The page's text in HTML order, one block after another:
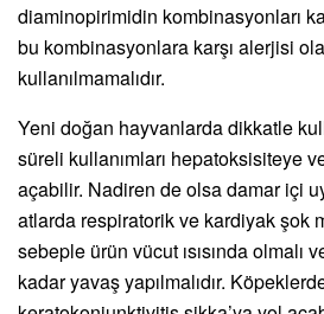
diaminopirimidin kombinasyonları
bu kombinasyonlara karşı alerjisi
kullanılmamalıdır.
Yeni doğan hayvanlarda dikkatle
süreli kullanımları hepatoksisiteye
açabilir. Nadiren de olsa damar içi
atlarda respiratorik ve kardiyak şok
sebeple ürün vücut ısısında olmalı
kadar yavaş yapılmalıdır.